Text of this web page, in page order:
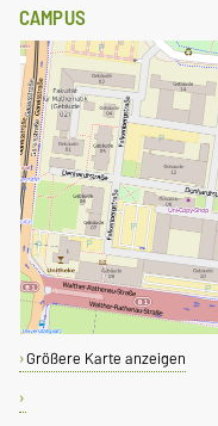
CAMPUS
Größere Karte anzeigen